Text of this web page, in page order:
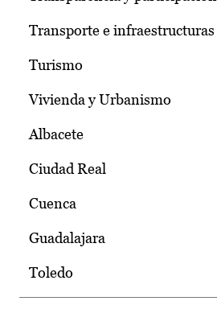
Transporte e infraestructuras
Turismo
Vivienda y Urbanismo
Albacete
Ciudad Real
Cuenca
Guadalajara
Toledo